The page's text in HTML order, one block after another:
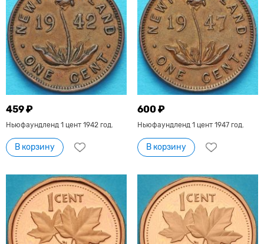
459 ₽
Ньюфаундленд 1 цент 1942 год.
В корзину
600 ₽
Ньюфаундленд 1 цент 1947 год.
В корзину